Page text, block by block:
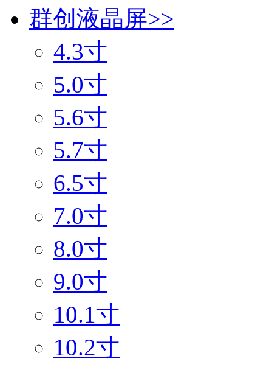
群创液晶屏>>
4.3寸
5.0寸
5.6寸
5.7寸
6.5寸
7.0寸
8.0寸
9.0寸
10.1寸
10.2寸